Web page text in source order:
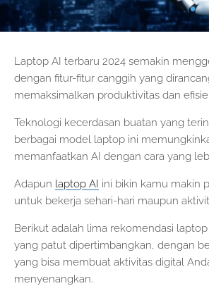
Laptop AI terbaru 2024 semakin
dengan fitur-fitur canggih yang
memaksimalkan produktivitas dan
Teknologi kecerdasan buatan yang
berbagai model laptop ini
memanfaatkan AI dengan cara yang
Adapun laptop AI ini bikin kamu makin
untuk bekerja sehari-hari maupun
Berikut adalah lima rekomendasi
yang patut dipertimbangkan, dengan
yang bisa membuat aktivitas digital
menyenangkan.